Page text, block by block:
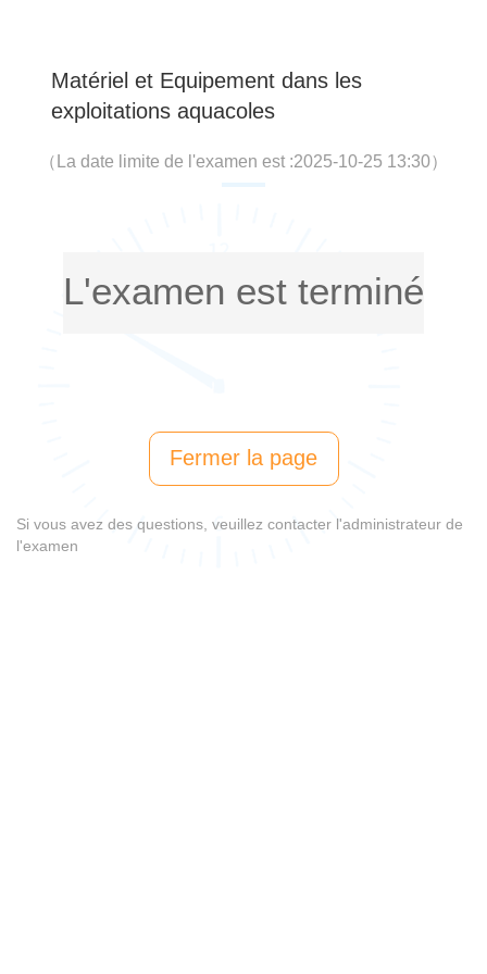
Matériel et Equipement dans les
exploitations aquacoles
（ La date limite de l'examen est :2025-10-25 13:30）
L'examen est terminé
Fermer la page
Si vous avez des questions, veuillez contacter l'administrateur de
l'examen